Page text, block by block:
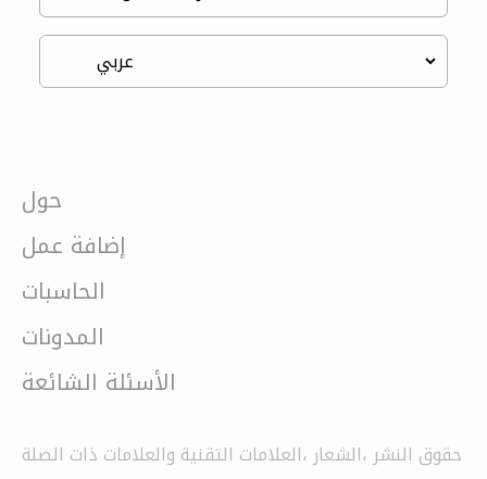
حول
إضافة عمل
الحاسبات
المدونات
الأسئلة الشائعة
حقوق النشر ،الشعار ،العلامات التقنية والعلامات ذات الصلة